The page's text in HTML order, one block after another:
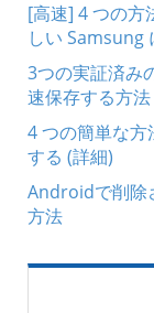
[高速] 4 つの方
しい Samsung
3つの実証済み
速保存する方法
4 つの簡単な
する (詳細)
Androidで削除
方法